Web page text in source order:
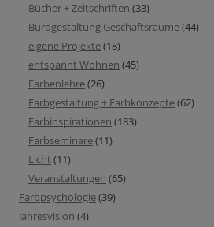
Bücher + Zeitschriften (33)
Bürogestaltung Geschäftsräume(44)
eigene Projekte(18)
entspannt Wohnen (45)
Farbenlehre(26)
Farbgestaltung + Farbkonzepte(62)
Farbinspirationen (183)
Farbseminare(11)
Licht (11)
Veranstaltungen (65)
Farbpsychologie(39)
Jahresvision (4)